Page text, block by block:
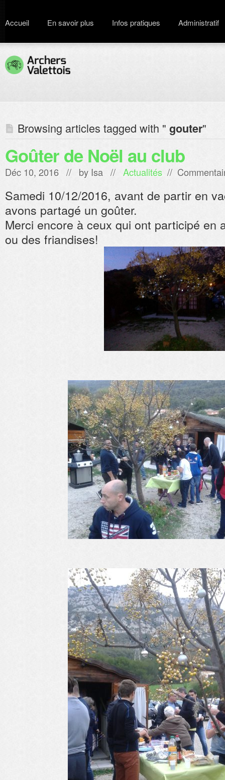
Accueil En savoir plus Infos pratiques Administratif
Browsing articles tagged with " gouter"
Goûter de Noël au club
Déc 10, 2016 // by Isa // Actualités //
Samedi 10/12/2016, avant de partir en
avons partagé un goûter.
Merci encore à ceux qui ont participé en
ou des friandises!